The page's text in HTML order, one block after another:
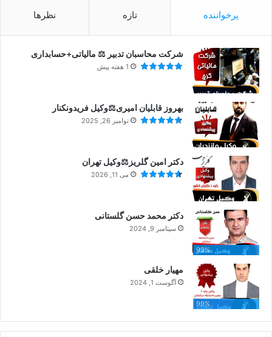
پرخواننده تازه نظرها
شرکت محاسبان تدبیر ⚖️ مالیاتی+حسابداری
1 هفته پیش
بهروز قابلیان امیری⚖️وکیل فریدونکنار
نوامبر 26, 2025
دکتر امین گلریز⚖️وکیل تهران
می 11, 2026
99%
دکتر محمد حسن گلستانی
سپتامبر 9, 2024
99%
مهیار خلقی
آگوست 1, 2024